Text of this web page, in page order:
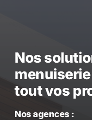
Nos
tout vos
Nos agences :